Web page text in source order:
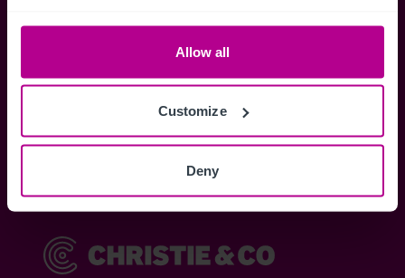
Allow all
Customize
Deny
Mitglieder.
und einfach
Anmelden